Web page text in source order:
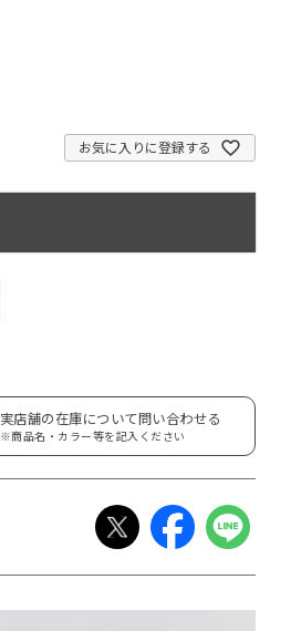
お気に入りに登録する
実店舗の在庫について問い合わせる
※商品名・カラー等を記入ください